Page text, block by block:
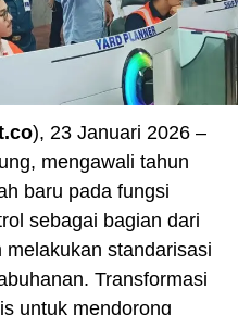
), 23 Januari 2026 –
mengawali tahun
baru pada fungsi
sebagai bagian dari
standarisasi
Transformasi
untuk mendorong